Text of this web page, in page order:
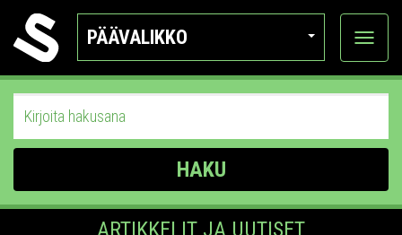
PÄÄVALIKKO
Näytä
HAKU
ARTIKKELIT JA UUTISET